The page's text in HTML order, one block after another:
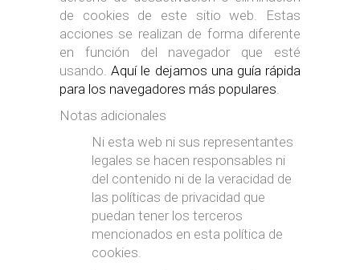
de cookies de este sitio web. Estas
acciones se realizan de forma diferente
en función del navegador que esté
usando.Aquí le dejamos una guía rápida
para los navegadores más populares.
Notas adicionales
Ni esta web ni sus representantes
legales se hacen responsables ni
del contenido ni de la veracidad de
las políticas de privacidad que
puedan tener los terceros
mencionados en esta política de
cookies.